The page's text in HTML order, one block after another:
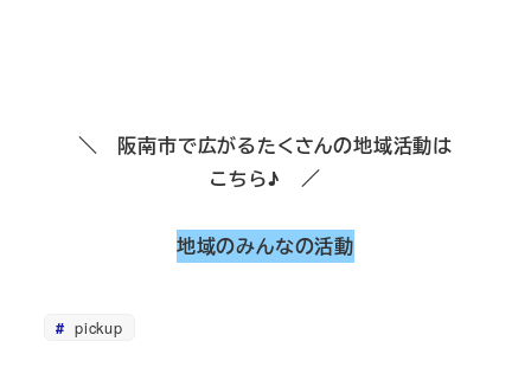
＼ 阪南市で広がるたくさんの地域活動は
こちら♪ ／
地域のみんなの活動
pickup